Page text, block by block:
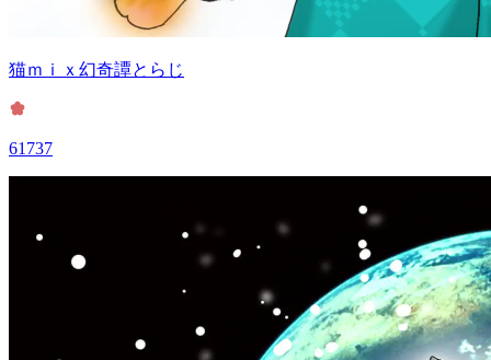
猫ｍｉｘ幻奇譚とらじ
61737